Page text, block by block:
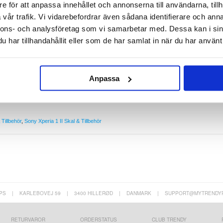
för att anpassa innehållet och annonserna till användarna,
trafik. Vi vidarebefordrar även sådana identifierare och
och analysföretag som vi samarbetar med. Dessa kan i
har tillhandahållit eller som de har samlat in när du har använt
Anpassa
skyddsskal som också visar upp den snygga designen av din Sony Xperia 1 II.
den förtjänar inte det!
1 II
din Sony Xperia 1 II
, Sony Xperia 1 II Skal & Tillbehör
| KARLEBOVEJ 59 | 3400 HILLERØD | DANMARK |
RETURVAROR ORDERSTATUS CLUB TRENDY